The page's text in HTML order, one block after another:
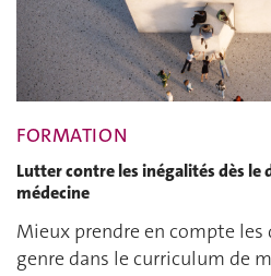
FORMATION
Lutter contre les inégalités dès le
médecine
Mieux prendre en compte les
genre dans le curriculum de